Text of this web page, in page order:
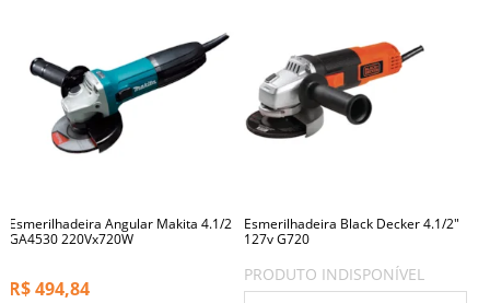
Esmerilhadeira Angular Makita 4.1/2
GA4530 220Vx720W
R$494,84
Esmerilhadeira Black Decker 4.1/2"
127v G720
PRODUTO INDISPONÍVEL